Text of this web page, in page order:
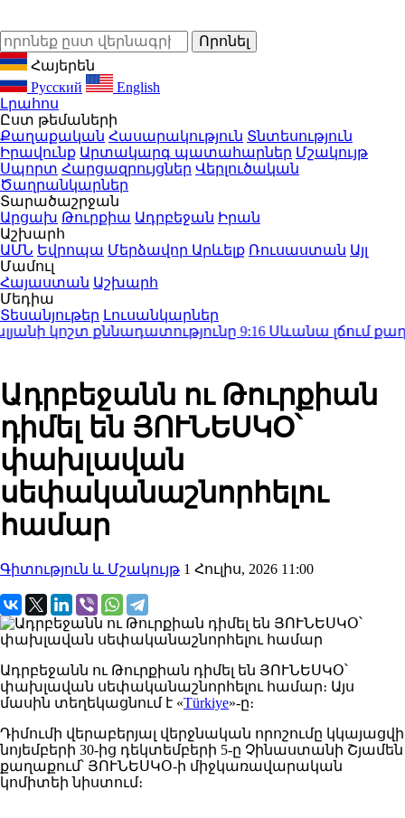
Հայերեն
Русский
English
Լրահոս
Ըստ թեմաների
Քաղաքական Հասարակություն Տնտեսություն
Իրավունք Արտակարգ պատահարներ Մշակույթ
Սպորտ Հարցազրույցներ Վերլուծական
Ծաղրանկարներ
Տարածաշրջան
Արցախ Թուրքիա Ադրբեջան Իրան
Աշխարհ
ԱՄՆ Եվրոպա Մերձավոր Արևելք Ռուսաստան Այլ
Մամուլ
Հայաստան Աշխարհ
Մեդիա
Տեսանյութեր Լուսանկարներ
կոշտ քննադատությունը9:16Սևանա լճում
Ադրբեջանն ու Թուրքիան
դիմել են ՅՈՒՆԵՍԿՕ՝
փախլավան
սեփականաշնորհելու
համար
Գիտություն և Մշակույթ 1 Հուլիս, 2026 11:00
Ադրբեջանն ու Թուրքիան դիմել են ՅՈՒՆԵՍԿՕ՝
փախլավան սեփականաշնորհելու համար։ Այս
մասին տեղեկացնում է «Türkiye»-ը։
Դիմումի վերաբերյալ վերջնական որոշումը կկայացվի
նոյեմբերի 30-ից դեկտեմբերի 5-ը Չինաստանի Շյամեն
քաղաքում՝ ՅՈՒՆԵՍԿՕ-ի միջկառավարական
կոմիտեի նիստում։